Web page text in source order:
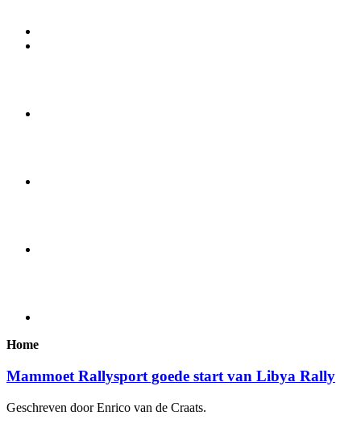
Home
Mammoet Rallysport goede start van Libya Rally
Geschreven door Enrico van de Craats.